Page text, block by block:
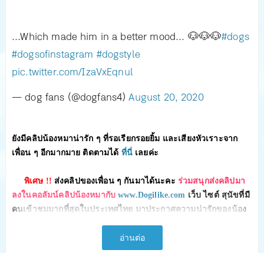
...Which made him in a better mood... 🐶🐶🐶#dogs
#dogsofinstagram #dogstyle
pic.twitter.com/IzaVxEqnul
— dog fans (@dogfans4)August 20, 2020
ยังมีคลิปน้องหมาน่ารัก ๆ ที่รอเรียกรอยยิ้ม และเสียงหัวเราะจาก
เพื่อน ๆ อีกมากมาย ติดตามได้ ที่นี่เลยค่ะ
พิเศษ !! ส่งคลิปของเพื่อน ๆ กันมาได้นะคะ ร่วมสนุกส่งคลิปมา
ลงในคอลัมน์คลิปน้องหมากับwww.Dogilike.com เว็บ ไซต์ สุนัขที่มี
คนเข้าชมมากที่สุดในประเทศไทย มาประกาศความน่ารักของน้อง
หมาไทยให้โลกได้รู้กัน ส่งกันมาได้เลยทางอีเมล์
contact@dogilike.com คลิปไหนถูกแชร์ก็รอรับของที่ระลึกไปได้เลย
อ่านต่อ